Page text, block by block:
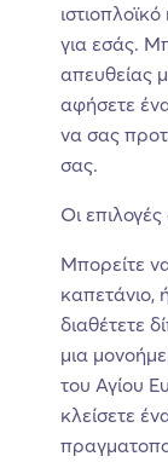
για εσάς.
απευθείας
αφήσετε
να σας
σας.
Οι επιλογές
Μπορείτε
καπετάνιο,
διαθέτετε
μια
του Αγίου
κλείσετε